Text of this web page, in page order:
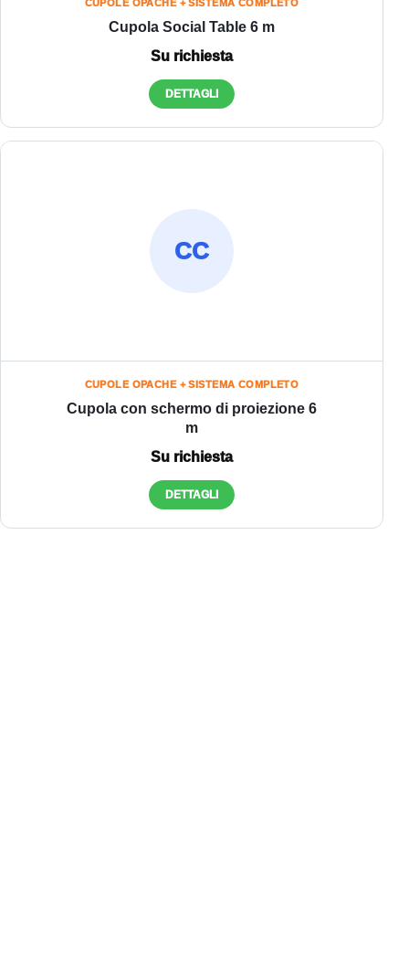
CUPOLE OPACHE + SISTEMA COMPLETO
Cupola Social Table 6 m
Su richiesta
DETTAGLI
CC
CUPOLE OPACHE + SISTEMA COMPLETO
Cupola con schermo di proiezione 6
m
Su richiesta
DETTAGLI